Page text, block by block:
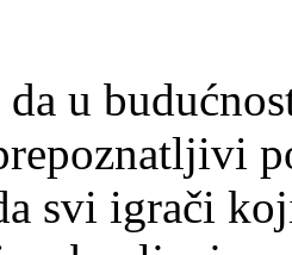
u
svi igrači